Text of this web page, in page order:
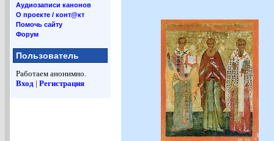
Аудиозаписи канонов
О проекте / конт@кт
Помочь сайту
Форум
Пользователь
Работаем анонимно.
Вход | Регистрация